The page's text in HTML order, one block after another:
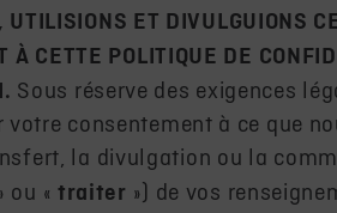
UTILISIONS ET DIVULGUIONS
À CETTE POLITIQUE DE
Sous réserve des exigences
votre consentement à ce que
la divulgation ou la
ou « traiter ») de vos